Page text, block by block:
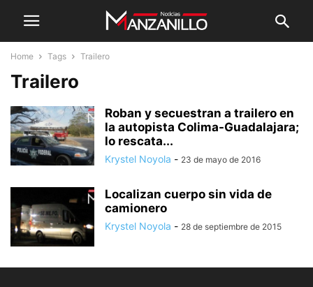
Home Tags Trailero
Trailero
Roban y secuestran a trailero en
la autopista Colima-Guadalajara;
lo rescata...
Krystel Noyola - 23 de mayo de 2016
Localizan cuerpo sin vida de
camionero
Krystel Noyola - 28 de septiembre de 2015